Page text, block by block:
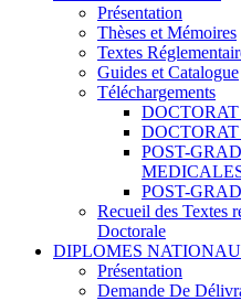
Présentation
Thèses et Mémoires
Textes
Guides et Catalogue
Téléchargements
POST-
POST-
Recueil des Textes
Doctorale
DIPLOMES
Présentation
Demande De